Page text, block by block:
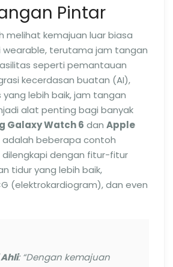
Pintar
melihat kemajuan luar biasa
terutama jam tangan
seperti pemantauan
kecerdasan buatan (AI),
lebih baik, jam tangan
alat penting bagi banyak
Galaxy Watch 6 dan Apple
adalah beberapa contoh
dengan fitur-fitur
tidur yang lebih baik,
(elektrokardiogram), dan even
: “Dengan kemajuan